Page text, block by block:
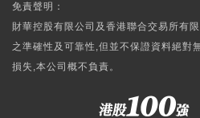
免責聲明：
財華控股有限公司及香港聯合交易所有
之準確性及可靠性,但並不保證資料絕對
損失,本公司概不負責。